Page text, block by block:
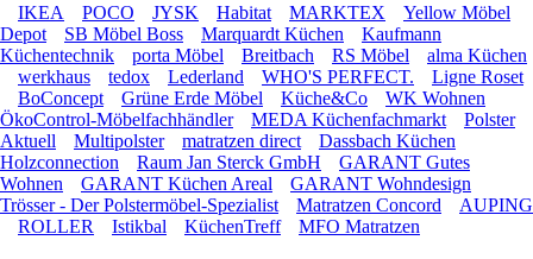
IKEA POCO JYSK Habitat MARKTEX
Yellow Möbel
Depot
SB Möbel Boss Marquardt Küchen
Kaufmann
Küchentechnik
porta Möbel Breitbach RS Möbel
alma Küchen
werkhaus
tedox Lederland WHO'S PERFECT.
Ligne Roset
BoConcept
Grüne Erde Möbel Küche&Co
WK Wohnen
ÖkoControl-Möbelfachhändler
MEDA Küchenfachmarkt
Polster
Aktuell
Multipolster matratzen direct
Dassbach Küchen
Holzconnection
Raum Jan Sterck GmbH
GARANT Gutes
Wohnen
GARANT Küchen Areal
GARANT Wohndesign
Trösser - Der Polstermöbel-Spezialist
Matratzen Concord
AUPING
ROLLER
Istikbal KüchenTreff MFO Matratzen